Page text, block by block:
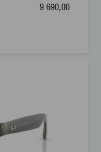
57 mm
9 690,00